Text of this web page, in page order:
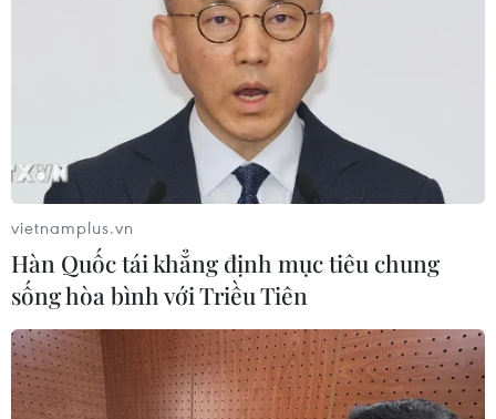
Thủ tướng đối thoại với lãnh đạo các
doanh nghiệp hàng đầu Singapore
vietnamplus.vn
Hàn Quốc tái khẳng định mục tiêu chung
sống hòa bình với Triều Tiên